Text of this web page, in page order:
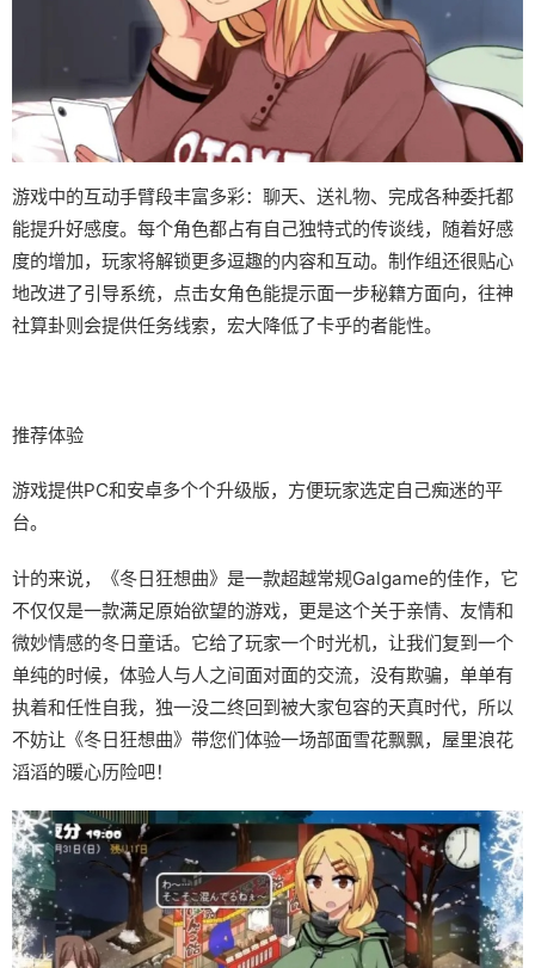
游戏中的​​互动手臂段丰富多彩​​：聊天、送礼物、完成各种委托都
能提升好感度。每个角色都占有自己独特式的传谈线，随着好感
度的增加，玩家将解锁更多逗趣的内容和互动。制作组还很贴心
地改进了引导系统，点击女角色能提示面一步秘籍方面向，往神
社算卦则会提供任务线索，宏大降低了卡乎的者能性。
推荐体验
游戏提供PC和安卓多个个升级版，方便玩家选定自己痴迷的平
台。
计的来说，《冬日狂想曲》是一款​​超越常规Galgame的佳作​​，它
不仅仅是一款满足原始欲望的游戏，更是这个关于亲情、友情和
微妙情感的冬日童话。它给了玩家一个时光机，让我们复到一个
单纯的时候，体验人与人之间面对面的交流，没有欺骗，单单有
执着和任性自我，独一没二终回到被大家包容的天真时代，所以
不妨让《冬日狂想曲》带您们体验一场​​部面雪花飘飘，屋里浪花
滔滔​​的暖心历险吧！